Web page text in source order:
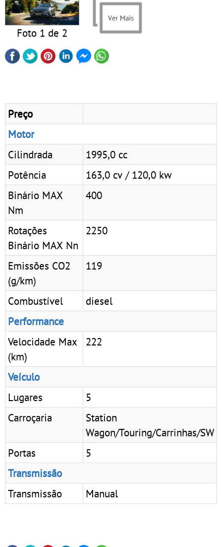
Foto 1 de 2
Preço
Motor
Cilindrada
1995,0 cc
Potência
163,0 cv / 120,0 kw
Binário MAX
Nm
400
Rotações
Binário MAX Nn
2250
Emissões CO2
(g/km)
119
Combustível
diesel
Performance
Velocidade Max
(km)
222
Veículo
Lugares
5
Carroçaria
Station
Wagon/Touring/Carrinhas/SW
Portas
5
Transmissão
Transmissão
Manual